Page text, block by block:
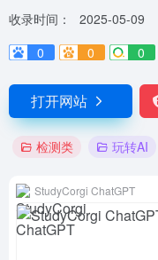
收录时间：
2025-05-09
0
0 0
打开网站
检测类 玩转AI
StudyCorgi ChatGPT